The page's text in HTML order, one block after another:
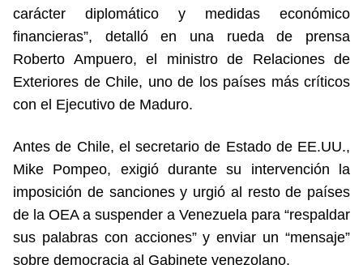
carácter diplomático y medidas económico
financieras”, detalló en una rueda de prensa
Roberto Ampuero, el ministro de Relaciones de
Exteriores de Chile, uno de los países más críticos
con el Ejecutivo de Maduro.
Antes de Chile, el secretario de Estado de EE.UU.,
Mike Pompeo, exigió durante su intervención la
imposición de sanciones y urgió al resto de países
de la OEA a suspender a Venezuela para “respaldar
sus palabras con acciones” y enviar un “mensaje”
sobre democracia al Gabinete venezolano.